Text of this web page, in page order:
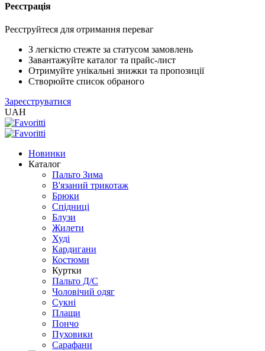
Реєстрація
Реєструйтеся для отримання переваг
З легкістю стежте за статусом замовлень
Завантажуйте каталог та прайс-лист
Отримуйте унікальні знижки та пропозиції
Створюйте список обраного
Зареєструватися
UAH
Новинки
Каталог
Пальто Зима
В'язаний трикотаж
Брюки
Спідниці
Блузи
Жилети
Худі
Кардигани
Костюми
Куртки
Пальто Д/С
Чоловічий одяг
Сукні
Плащи
Пончо
Пуховики
Сарафани
XLS
EXCEL
(Розн.)
XLS
EXCEL
2005
(Опт)
XLSX